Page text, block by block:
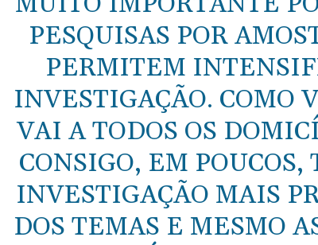
PESQUISAS POR
PERMITEM
INVESTIGAÇÃO. COMO
VAI A TODOS OS
CONSIGO, EM POUCOS,
INVESTIGAÇÃO MAIS
DOS TEMAS E MESMO